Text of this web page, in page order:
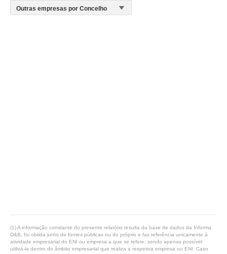
(1) A informação constante do presente relatório resulta da base de dados da Informa
D&B, foi obtida junto de fontes públicas ou do próprio e faz referência unicamente à
atividade empresarial do ENI ou empresa a que se refere, sendo apenas possível
utilizá-la dentro do âmbito empresarial que realiza a respetiva empresa ou ENI. Caso